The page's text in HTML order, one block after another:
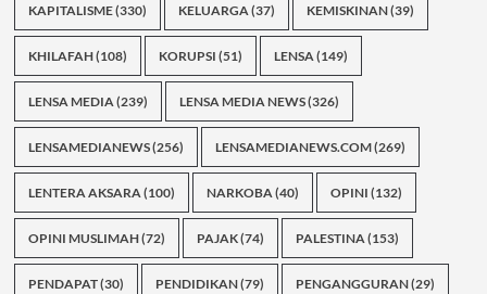
KAPITALISME(330) KELUARGA(37) KEMISKINAN(39)
KHILAFAH(108) KORUPSI (51) LENSA(149)
LENSA MEDIA(239) LENSA MEDIA NEWS(326)
LENSAMEDIANEWS(256) LENSAMEDIANEWS.COM(269)
LENTERA AKSARA(100) NARKOBA(40) OPINI (132)
OPINI MUSLIMAH(72) PAJAK(74) PALESTINA(153)
PENDAPAT(30) PENDIDIKAN(79) PENGANGGURAN(29)